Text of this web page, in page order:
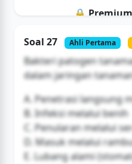
🔒 Premium
Buka Akses
Soal 27 Ahli Pertama
Bakteri patogen
dalam jaringan
A. Penetrasi langsung
B. Infeksi melalui benih
C. Penularan melalui
D. Masuk melalui
E. Lubang alami